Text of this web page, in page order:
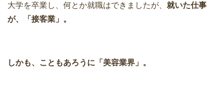
大学を卒業し、何とか就職はできましたが、 就いた仕事
が、「接客業」。
しかも、こともあろうに「美容業界」。